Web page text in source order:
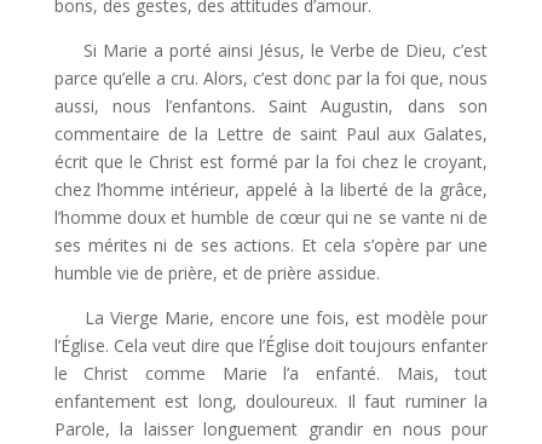
bons, des gestes, des attitudes d’amour.
Si Marie a porté ainsi Jésus, le Verbe de Dieu, c’est
parce qu’elle a cru. Alors, c’est donc par la foi que, nous
aussi, nous l’enfantons. Saint Augustin, dans son
commentaire de la Lettre de saint Paul aux Galates,
écrit que le Christ est formé par la foi chez le croyant,
chez l’homme intérieur, appelé à la liberté de la grâce,
l’homme doux et humble de cœur qui ne se vante ni de
ses mérites ni de ses actions. Et cela s’opère par une
humble vie de prière, et de prière assidue.
La Vierge Marie, encore une fois, est modèle pour
l’Église. Cela veut dire que l’Église doit toujours enfanter
le Christ comme Marie l’a enfanté. Mais, tout
enfantement est long, douloureux. Il faut ruminer la
Parole, la laisser longuement grandir en nous pour